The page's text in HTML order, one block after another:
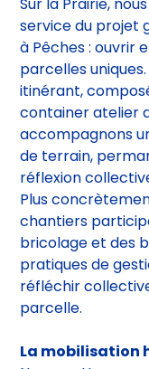
Nos activités
Sur la Prairie,
service du projet
à Pêches : ouvrir
parcelles
itinérant,
container atelier
accompagnons
de terrain,
réflexion
Plus
chantiers
bricolage et des
pratiques de
réfléchir